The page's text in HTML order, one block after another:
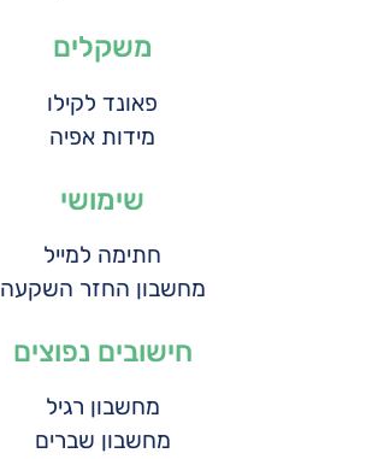
משקלים
פאונד לקילו
מידות אפיה
שימושי
חתימה למייל
מחשבון החזר השקעה
חישובים נפוצים
מחשבון רגיל
מחשבון שברים